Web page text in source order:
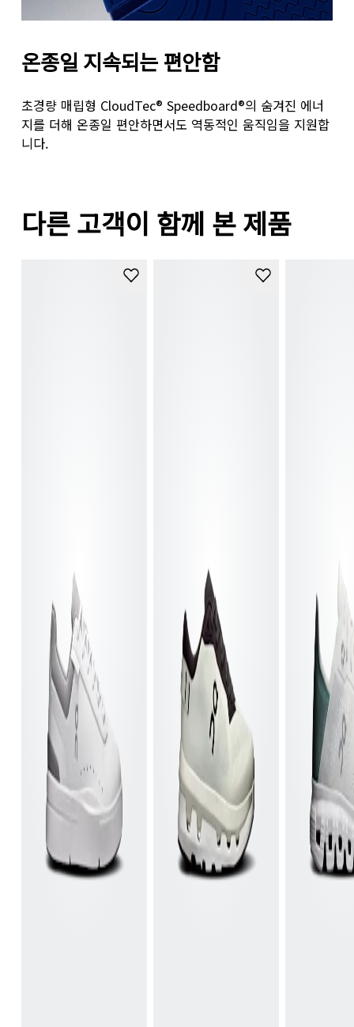
온종일 지속되는 편안함
초경량 매립형 CloudTec® Speedboard®의 숨겨진 에너
지를 더해 온종일 편안하면서도 역동적인 움직임을 지원합
니다.
다른 고객이 함께 본 제품